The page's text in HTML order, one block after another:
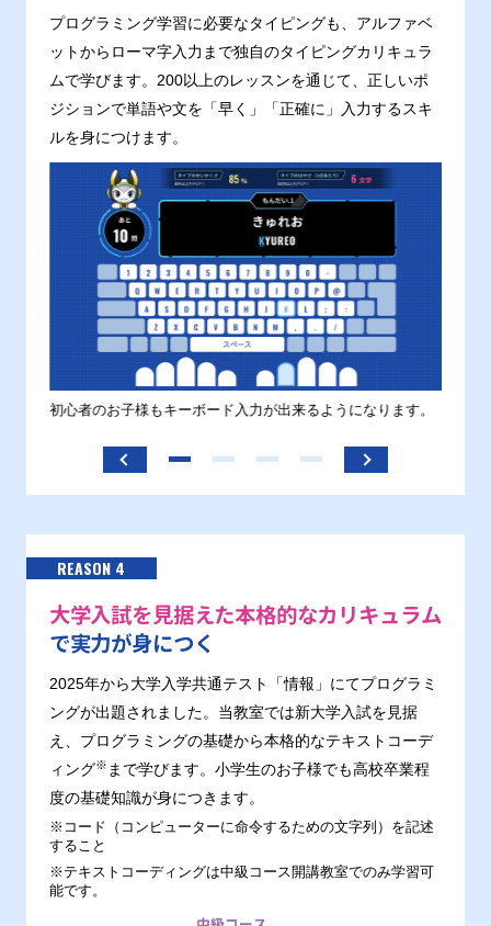
プログラミング学習に必要なタイピングも、アルファベ
ットからローマ字入力まで独自のタイピングカリキュラ
ムで学びます。200以上のレッスンを通じて、正しいポ
ジションで単語や文を「早く」「正確に」入力するスキ
ルを身につけます。
初心者のお子様もキーボード入力が出来るようになります。
REASON 4
大学入試を見据えた本格的なカリキュラム
で実力が身につく
2025年から大学入学共通テスト「情報」にてプログラミ
ングが出題されました。当教室では新大学入試を見据
え、プログラミングの基礎から本格的なテキストコーデ
ィング※ まで学びます。小学生のお子様でも高校卒業程
度の基礎知識が身につきます。
※コード（コンピューターに命令するための文字列）を記述
すること
※テキストコーディングは中級コース開講教室でのみ学習可
能です。